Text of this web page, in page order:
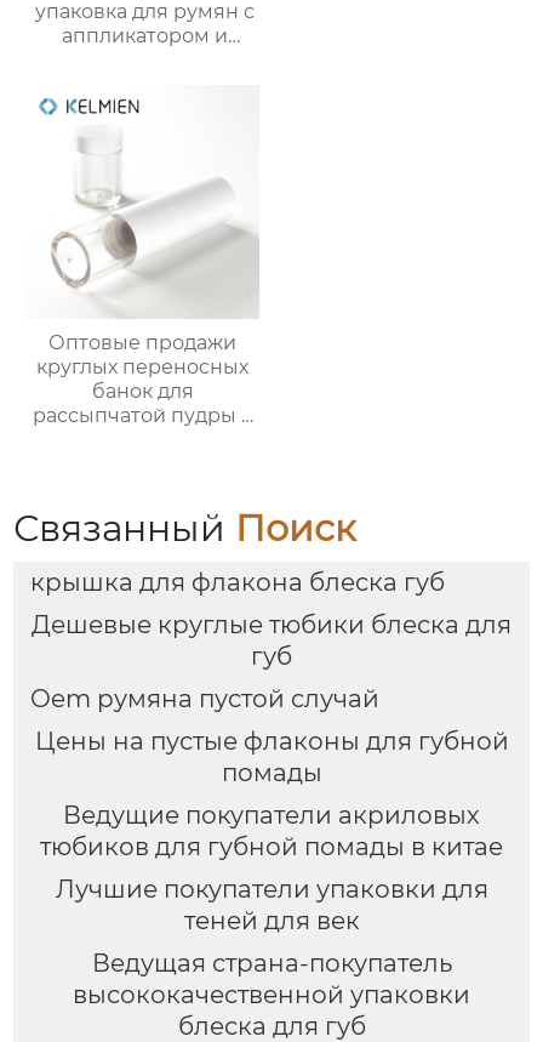
упаковка для румян с
аппликатором и
Оптовые продажи
круглых переносных
банок для
рассыпчатой пудры 5
Связанный Поиск
крышка для флакона блеска губ
Дешевые круглые тюбики блеска для
губ
Oem румяна пустой случай
Цены на пустые флаконы для губной
помады
Ведущие покупатели акриловых
тюбиков для губной помады в китае
Лучшие покупатели упаковки для
теней для век
Ведущая страна-покупатель
высококачественной упаковки
блеска для губ